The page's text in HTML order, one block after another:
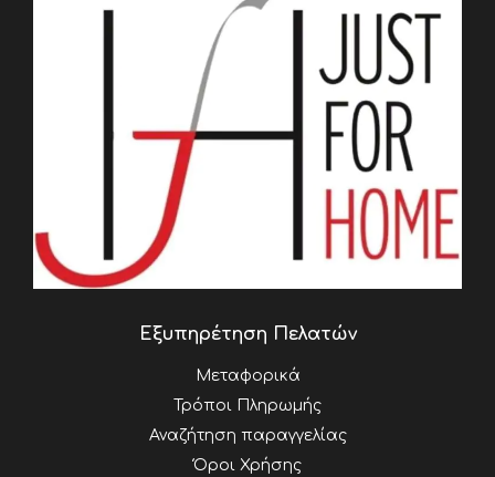
Εξυπηρέτηση Πελατών
Μεταφορικά
Τρόποι Πληρωμής
Αναζήτηση παραγγελίας
Όροι Χρήσης